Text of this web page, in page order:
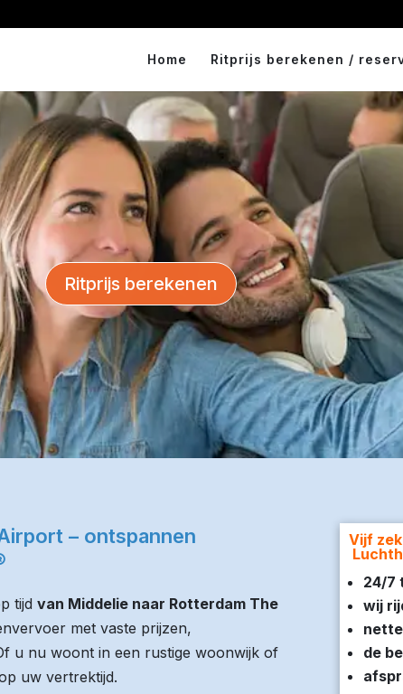
Home Ritprijs berekenen /
Ritprijs berekenen
– ontspannen
tijd van Middelie naar Rotterdam The
met vaste prijzen,
u nu woont in een rustige woonwijk of
uw vertrektijd.
Vijf
24/7
wij
de